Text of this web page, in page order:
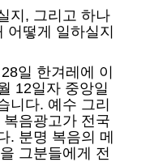
지, 그리고 하나
어떻게 일하실지
일 한겨레에 이
12일자 중앙일
니다. 예수 그리
음광고가 전국
. 분명 복음의 메
그분들에게 전